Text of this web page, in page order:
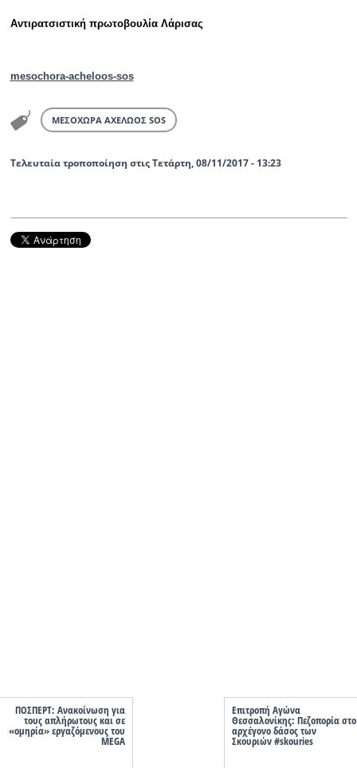
Αντιρατσιστική πρωτοβουλία Λάρισας
mesochora-acheloos-sos
ΜΕΣΟΧΩΡΑ ΑΧΕΛΩΟΣ SOS
Τελευταία τροποποίηση στις Τετάρτη, 08/11/2017 - 13:23
ΠΟΣΠΕΡΤ: Ανακοίνωση για
τους απλήρωτους και σε
«ομηρία» εργαζόμενους του
MEGA
Επιτροπή Αγώνα
Θεσσαλονίκης: Πεζοπορία στο
αρχέγονο δάσος των
Σκουριών #skouries